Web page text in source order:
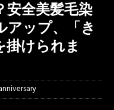
安全美髪毛染
アップ、「き
けられま